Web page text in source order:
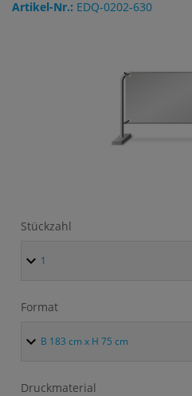
Artikel-Nr.: EDQ-0202-630
Stückzahl
Format
Druckmaterial